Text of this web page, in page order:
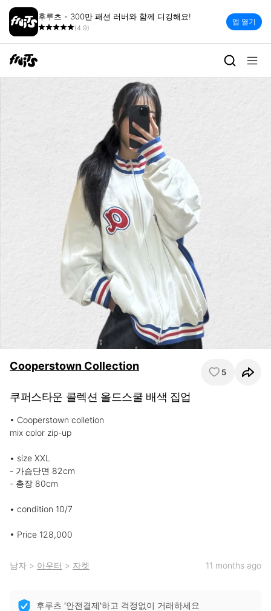
후루츠 - 300만 패션 러버와 함께 디깅해요!
(4.9)
앱 열기
Cooperstown Collection 5
쿠퍼스타운 콜렉션 올드스쿨 배색 집업
• Cooperstown colletion
mix color zip-up
• size XXL
- 가슴단면 82cm
- 총장 80cm
• condition 10/7
• Price 128,000
남자 > 아우터 > 자켓 11 months ago
후루츠 '안전결제'하고 걱정없이 거래하세요